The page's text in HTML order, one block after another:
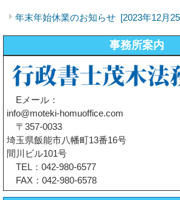
年末年始休業のお知らせ [2023年12月
事務所案内
Eメール：
info@moteki-homuoffice.com
〒357-0033
埼玉県飯能市八幡町13番16号
間川ビル101号
TEL：042-980-6577
FAX：042-980-6578